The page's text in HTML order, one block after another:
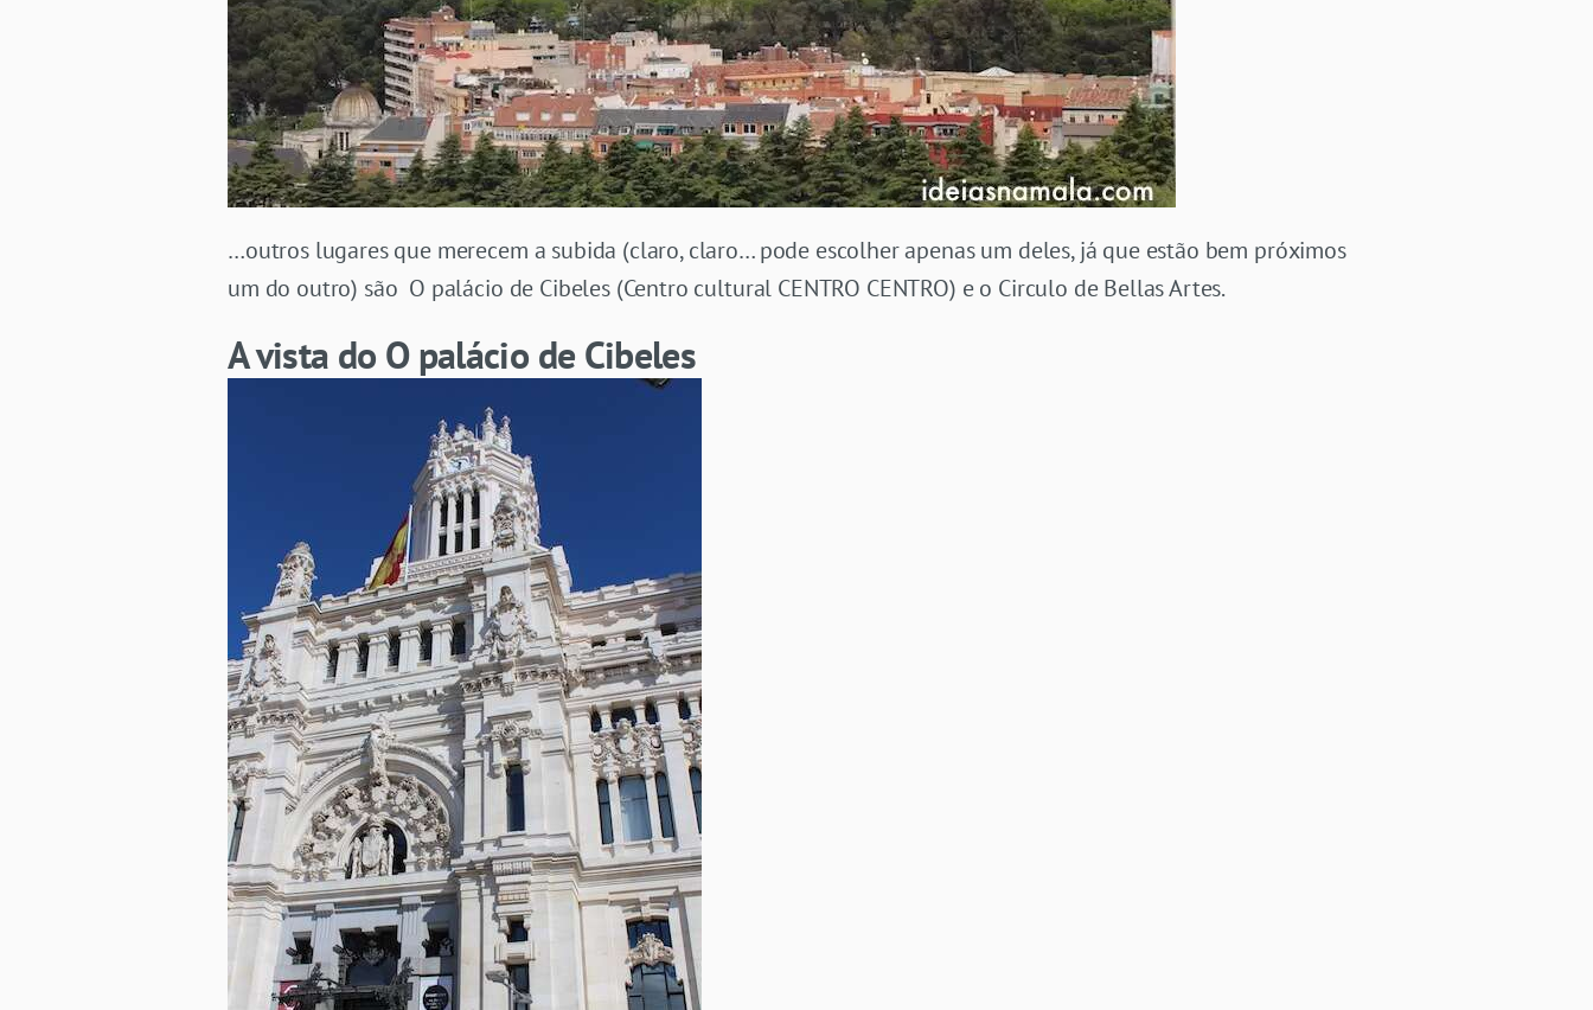
…outros lugares que merecem a subida (claro, claro… pode escolher apenas um deles, já que estão bem próximos
um do outro) são O palácio de Cibeles (Centro cultural CENTRO CENTRO) e o Circulo de Bellas Artes.
A vista do O palácio de Cibeles